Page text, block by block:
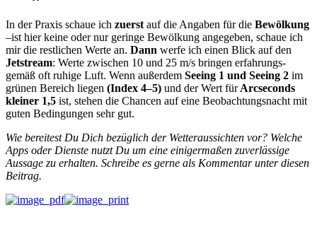
In der Prax­is schaue ich zuerst auf die Angaben für die Bewölkung
–ist hier keine oder nur geringe Bewölkung angegeben, schaue ich
mir die restlichen Werte an. Dann werfe ich einen Blick auf den
Jet­stream: Werte zwis­chen 10 und 25 m/s brin­gen erfahrungs­
gemäß oft ruhige Luft. Wenn außer­dem See­ing 1 und See­ing 2 im
grü­nen Bere­ich liegen (Index 4–5) und der Wert fürArc­sec­onds
klein­er 1,5 ist, ste­hen die Chan­cen auf eine Beobach­tungsnacht mit
guten Bedin­gun­gen sehr gut.
Wie bere­itest Du Dich bezüglich der Wet­ter­aus­sicht­en vor? Welche
Apps oder Dien­ste nutzt Du um eine einiger­maßen zuver­läs­sige
Aus­sage zu erhal­ten. Schreibe es gerne als Kom­men­tar unter diesen
Beitrag.